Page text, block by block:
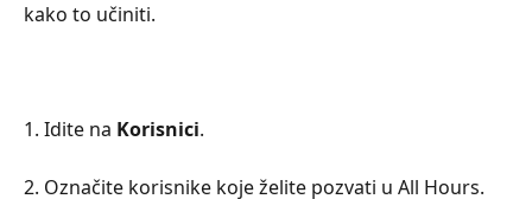
kako to učiniti.
1. Idite na Korisnici.
2. Označite korisnike koje želite pozvati u All Hours.